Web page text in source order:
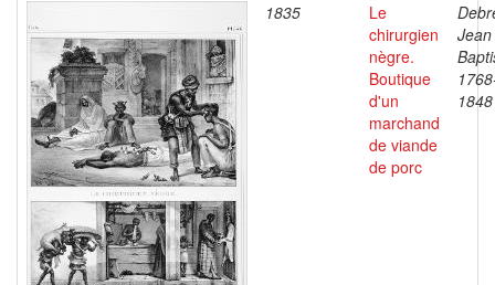
1835
Le
chirurgien
nègre.
Boutique
d'un
marchand
de viande
de porc
Jean
1848